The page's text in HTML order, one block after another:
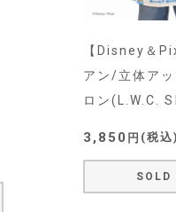
【Disney＆
アン/立体ア
ロン(L.W.C.
3,850 税込
SOLD